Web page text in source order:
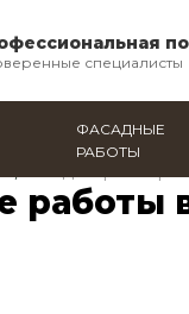
специалисты
ФАСАДНЫЕ
РАБОТЫ
работы